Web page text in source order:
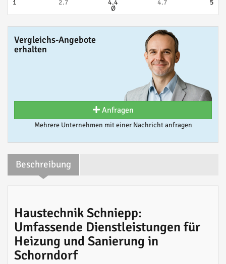
1 2.7 4.4
Ø
4.7 5
Vergleichs-Angebote
erhalten
Anfragen
Mehrere Unternehmen mit einer Nachricht anfragen
Beschreibung
Haustechnik Schniepp:
Umfassende Dienstleistungen für
Heizung und Sanierung in
Schorndorf